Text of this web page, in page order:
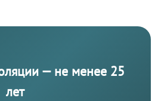
— не менее 25
лет